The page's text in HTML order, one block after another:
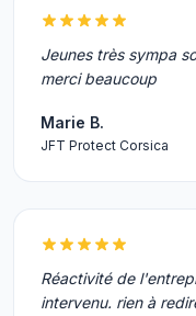
Jeunes très sympa
merci beaucoup
Marie B.
JFT Protect Corsica
Réactivité de
intervenu. rien à